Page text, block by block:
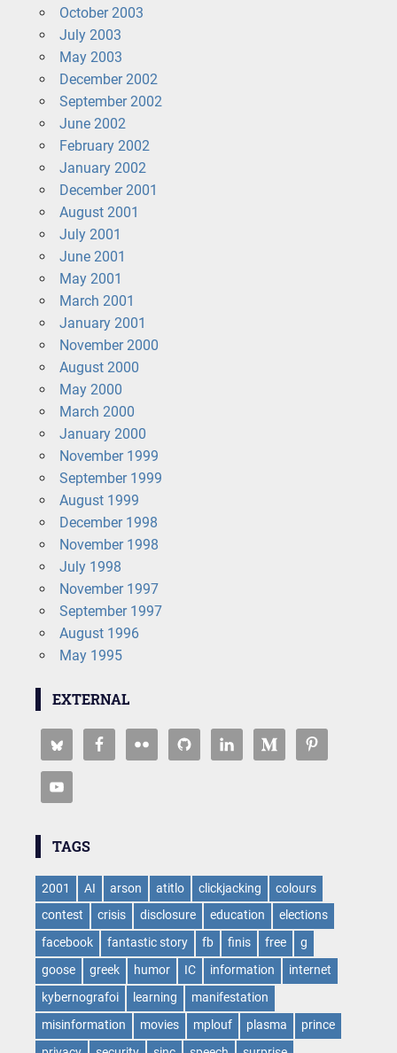
October 2003
July 2003
May 2003
December 2002
September 2002
June 2002
February 2002
January 2002
December 2001
August 2001
July 2001
June 2001
May 2001
March 2001
January 2001
November 2000
August 2000
May 2000
March 2000
January 2000
November 1999
September 1999
August 1999
December 1998
November 1998
July 1998
November 1997
September 1997
August 1996
May 1995
EXTERNAL
TAGS
2001 AI arson atitlo clickjacking
colours
contest
crisis disclosure education
elections
facebook
fantastic story fb finis free
g
goose
greek humor IC information
internet
kybernografoi
learning
manifestation
misinformation
movies mplouf plasma
prince